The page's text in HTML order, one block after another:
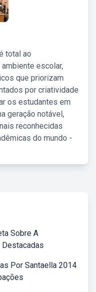
total ao
escolar,
que priorizam
por criatividade
os estudantes em
geração notável,
reconhecidas
do mundo -
Sobre A
Por Santaella 2014